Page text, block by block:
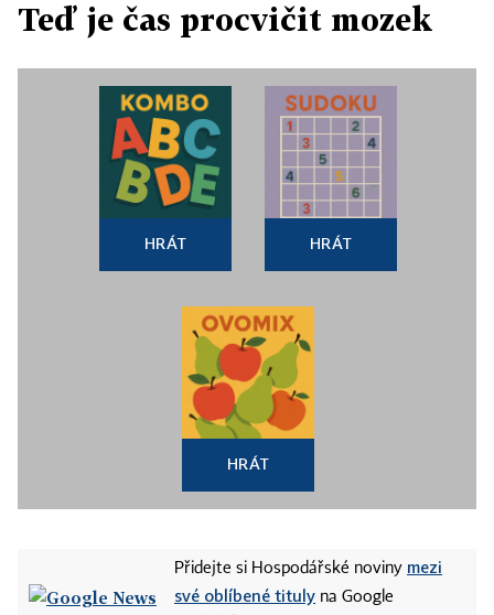
Teď je čas procvičit mozek
HRÁT HRÁT
HRÁT
Přidejte si Hospodářské noviny mezi
své oblíbené tituly na Google